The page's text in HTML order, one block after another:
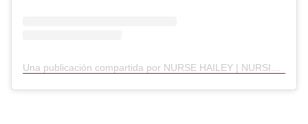
Una publicación compartida por NURSE HAILEY | NURSING RESOURCES (@rnnewgrads)